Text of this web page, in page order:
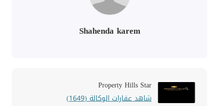
Shahenda karem
Property Hills Star
شاهد عقارات الوكالة (1649)